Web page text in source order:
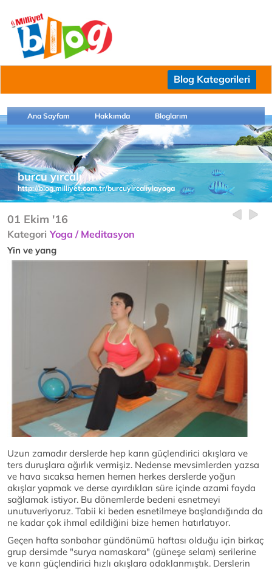
Blog Kategorileri
Ana Sayfam Hakkımda Bloglarım
burcu yırcalı
http://blog.milliyet.com.tr/burcuyircaliylayoga
01 Ekim '16
Kategori Yoga / Meditasyon
Yin ve yang
Uzun zamadır derslerde hep karın güçlendirici akışlara ve
ters duruşlara ağırlık vermişiz. Nedense mevsimlerden yazsa
ve hava sıcaksa hemen hemen herkes derslerde yoğun
akışlar yapmak ve derse ayırdıkları süre içinde azami fayda
sağlamak istiyor. Bu dönemlerde bedeni esnetmeyi
unutuveriyoruz. Tabii ki beden esnetilmeye başlandığında da
ne kadar çok ihmal edildiğini bize hemen hatırlatıyor.
Geçen hafta sonbahar gündönümü haftası olduğu için birkaç
grup dersimde "surya namaskara" (güneşe selam) serilerine
ve karın güçlendirici hızlı akışlara odaklanmıştık. Derslerin